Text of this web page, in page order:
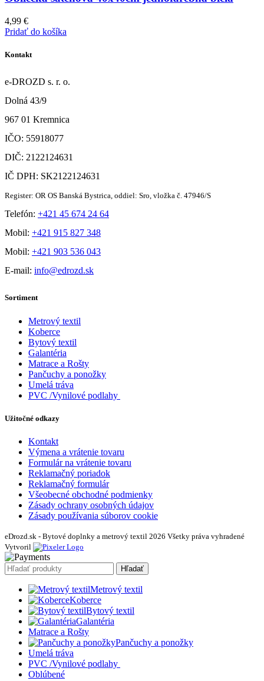
4,99 €
Pridať do košíka
Kontakt
e-DROZD s. r. o.
Dolná 43/9
967 01 Kremnica
IČO: 55918077
DIČ: 2122124631
IČ DPH: SK2122124631
Register: OR OS Banská Bystrica, oddiel: Sro, vložka č. 47946/S
Telefón: +421 45 674 24 64
Mobil: +421 915 827 348
Mobil: +421 903 536 043
E-mail: info@edrozd.sk
Sortiment
Metrový textil
Koberce
Bytový textil
Galantéria
Matrace a Rošty
Pančuchy a ponožky
Umelá tráva
PVC /Vynilové podlahy
Užitočné odkazy
Kontakt
Výmena a vrátenie tovaru
Formulár na vrátenie tovaru
Reklamačný poriadok
Reklamačný formulár
Všeobecné obchodné podmienky
Zásady ochrany osobných údajov
Zásady používania súborov cookie
eDrozd.sk - Bytové doplnky a metrový textil 2026 Všetky práva vyhradené
Vytvoril
Hľadať
Metrový textil
Koberce
Bytový textil
Galantéria
Matrace a Rošty
Pančuchy a ponožky
Umelá tráva
PVC /Vynilové podlahy
Oblúbené